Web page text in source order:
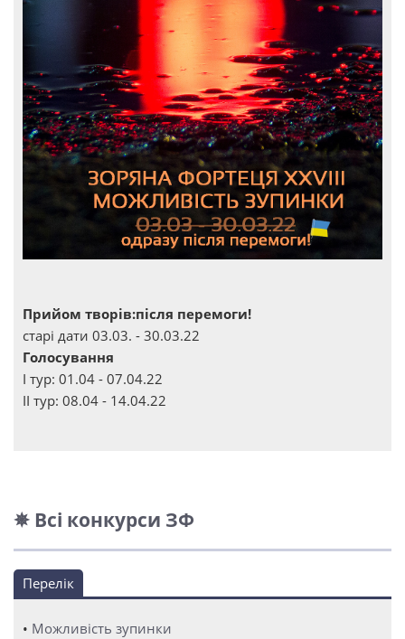
Прийом творів:після перемоги!
старі дати 03.03. - 30.03.22
Голосування
І тур: 01.04 - 07.04.22
ІІ тур: 08.04 - 14.04.22
✵ Всі конкурси ЗФ
Перелік
• Можливість зупинки